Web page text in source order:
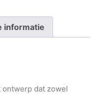
informatie
ontwerp dat zowel